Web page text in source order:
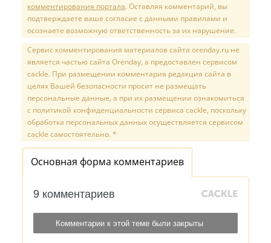
комментирования портала. Оставляя комментарий, вы
подтверждаете ваше согласие с данными правилами и
осознаете возможную ответственность за их нарушение.
Сервис комментирования материалов сайта orenday.ru не
является частью сайта Orenday, а предоставлен сервисом
cackle. При размещении комментария редакция сайта в
целях Вашей безопасности просит не размещать
персональные данные, а при их размещении ознакомиться
с политикой конфиденциальности сервиса cackle, поскольку
обработка персональных данных осуществляется сервисом
cackle самостоятельно. *
Основная форма комментариев
9 комментариев
Комментарии к этой теме были закрыты